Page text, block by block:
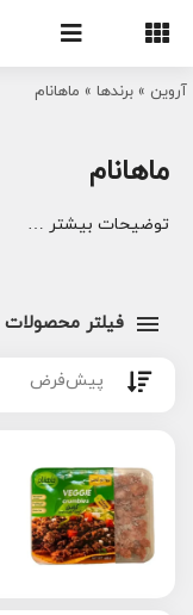
content
آروین » برندها » ماهانام
ماهانام
توضیحات بیشتر …
فیلتر محصولات
پیش‌فرض